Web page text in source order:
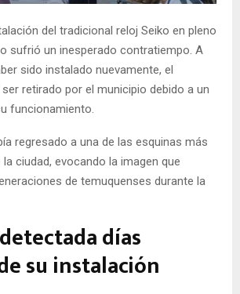
del tradicional reloj Seiko en pleno
sufrió un inesperado contratiempo. A
sido instalado nuevamente, el
retirado por el municipio debido a un
funcionamiento.
regresado a una de las esquinas más
ciudad, evocando la imagen que
de temuquenses durante la
días
su instalación